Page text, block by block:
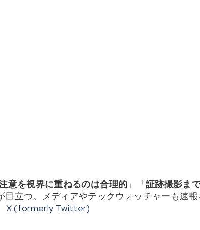
意を視界に重ねるのは合理的 」「証跡撮影ま
目立つ。メディアやテックウォッチャーも速
X (formerly Twitter)